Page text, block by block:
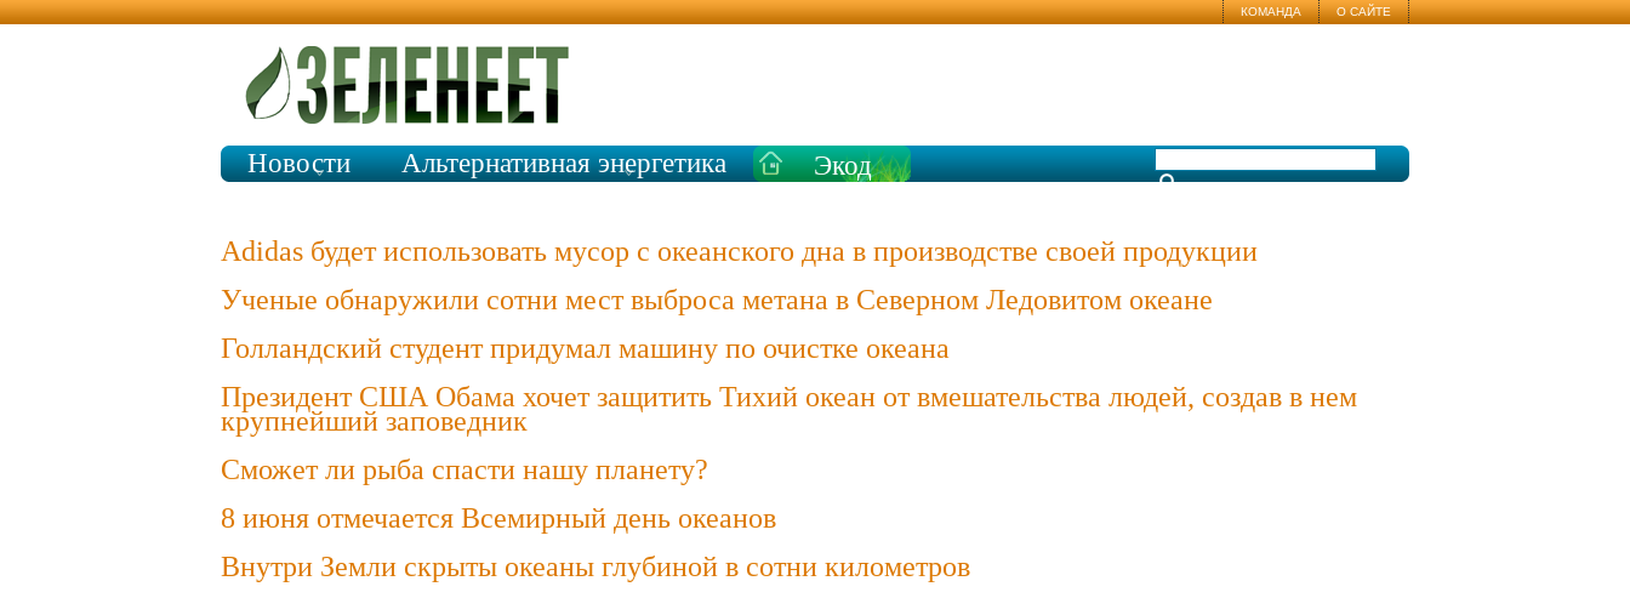
КОМАНДА О САЙТЕ
Новости Альтернативная энергетика
Экод
Adidas будет использовать мусор с океанского дна в производстве своей продукции
Ученые обнаружили сотни мест выброса метана в Северном Ледовитом океане
Голландский студент придумал машину по очистке океана
Президент США Обама хочет защитить Тихий океан от вмешательства людей, создав в нем
крупнейший заповедник
Сможет ли рыба спасти нашу планету?
8 июня отмечается Всемирный день океанов
Внутри Земли скрыты океаны глубиной в сотни километров